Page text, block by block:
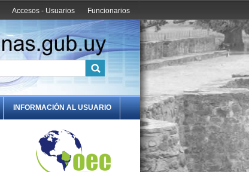
Funcionarios
Accesos - Usuarios
INFORMACIÓN AL USUARIO